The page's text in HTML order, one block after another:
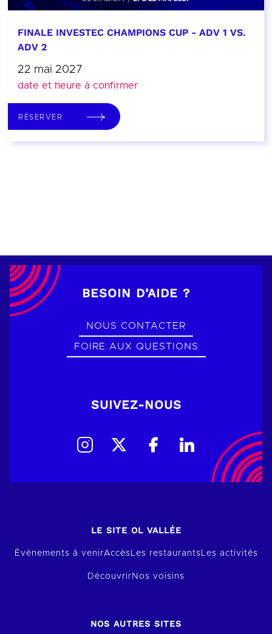
FINALE INVESTEC CHAMPIONS CUP - ADV 1 VS.
ADV 2
22 mai 2027
date et heure à confirmer
RÉSERVER
BESOIN D’AIDE ?
NOUS CONTACTER
FOIRE AUX QUESTIONS
SUIVEZ-NOUS
LE SITE OL VALLÉE
Événements à venirAccèsLes restaurantsLes activités
Découvrir Nos voisins
NOS AUTRES SITES